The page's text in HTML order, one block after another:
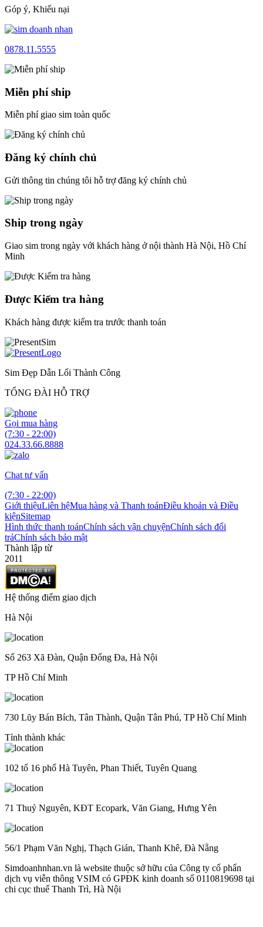
Góp ý, Khiếu nại
0878.11.5555
Miễn phí ship
Miễn phí giao sim toàn quốc
Đăng ký chính chủ
Gửi thông tin chúng tôi hỗ trợ đăng ký chính chủ
Ship trong ngày
Giao sim trong ngày với khách hàng ở nội thành Hà Nội, Hồ Chí
Minh
Được Kiểm tra hàng
Khách hàng được kiểm tra trước thanh toán
Sim Đẹp Dẫn Lối Thành Công
TỔNG ĐÀI HỖ TRỢ
Gọi mua hàng
(7:30 - 22:00)
024.33.66.8888
Chat tư vấn
(7:30 - 22:00)
Giới thiệuLiên hệMua hàng và Thanh toánĐiều khoản và Điều
kiệnSitemap
Hình thức thanh toánChính sách vận chuyệnChính sách đổi
trảChính sách bảo mật
Thành lập từ
2011
Hệ thống điểm giao dịch
Hà Nội
Số 263 Xã Đàn, Quận Đống Đa, Hà Nội
TP Hồ Chí Minh
730 Lũy Bán Bích, Tân Thành, Quận Tân Phú, TP Hồ Chí Minh
Tỉnh thành khác
102 tổ 16 phố Hà Tuyên, Phan Thiết, Tuyên Quang
71 Thuỷ Nguyên, KĐT Ecopark, Văn Giang, Hưng Yên
56/1 Phạm Văn Nghị, Thạch Gián, Thanh Khê, Đà Nẵng
Simdoanhnhan.vn là website thuộc sở hữu của Công ty cổ phẩn
dịch vụ viễn thông VSIM có GPĐK kinh doanh số 0110819698 tại
chi cục thuế Thanh Trì, Hà Nội